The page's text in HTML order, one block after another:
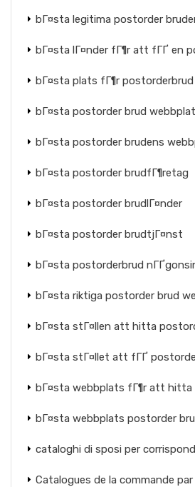
bГ¤sta legitima postorder
bГ¤sta lГ¤nder fГ¶r att fГҐ en
bГ¤sta plats fГ¶r postorderbrud
bГ¤sta postorder brud
bГ¤sta postorder brudens
bГ¤sta postorder brudfГ¶retag
bГ¤sta postorder brudlГ¤nder
bГ¤sta postorder brudtjГ¤nst
bГ¤sta postorderbrud
bГ¤sta riktiga postorder brud
bГ¤sta stГ¤llen att hitta
bГ¤sta stГ¤llet att fГҐ
bГ¤sta webbplats fГ¶r att hitta
bГ¤sta webbplats postorder
cataloghi di sposi per
Catalogues de la commande